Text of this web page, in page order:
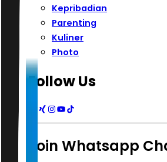
Kepribadian
Parenting
Kuliner
Photo
Follow Us
Join Whatsapp